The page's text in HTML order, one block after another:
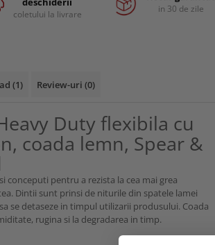
coletului la livrare in 30 de zile
(1) Review-uri (0)
Duty flexibila cu
coada lemn, Spear &
pentru a rezista la cea mai grea
Dintii sunt prinsi de niturile din spatele lamei
se detaseze in timpul utilizarii produsului. Coada
rugina si la degradarea in timp.